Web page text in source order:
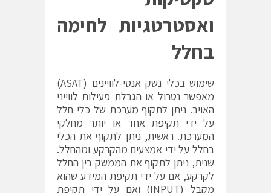
ואסטרטגיות לחימה
בחלל
שימוש בכלי נשק אנטי-לוויינים (ASAT)
מאפשר נטרול או הגבלת פעילות לווייני
האויב. ניתן לתקוף מערכת של כלי חלל
על ידי תקיפת אחד או יותר מחלקי
המערכת. ראשית, ניתן לתקוף את הכלי
בחלל על ידי אמצעים מהקרקע ומהחלל.
שנית, ניתן לתקוף את הממשק בין החלל
לקרקע, אם על ידי תקיפת המידע שהוא
מקבל (INPUT) ואם על ידי תקיפת